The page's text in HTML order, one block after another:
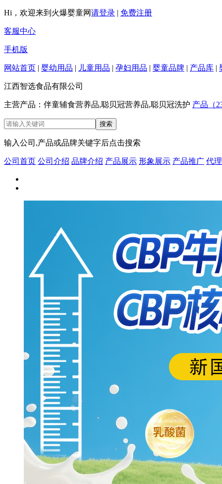
Hi，欢迎来到火爆婴童网请登录 | 免费注册
客服中心
手机版
网站首页 | 婴幼用品 | 儿童用品 | 孕妇用品 | 婴童品牌 | 产品库 |
江西智选食品有限公司
主营产品：伴童辅食营养品,聪贝冠营养品,聪贝冠洗护 产品（
输入公司,产品或品牌关键字后点击搜索
公司首页 公司介绍 品牌介绍 产品展示 形象展示 产品推广 代